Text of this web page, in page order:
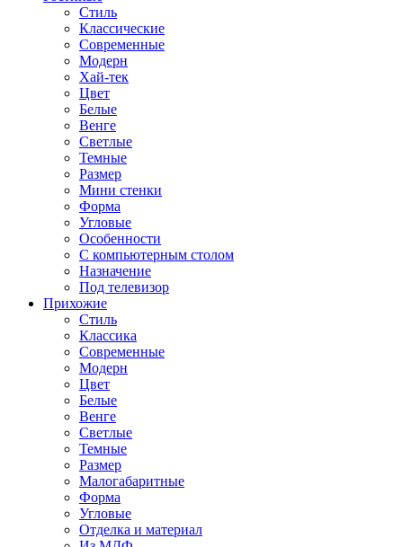
Стиль
Классические
Современные
Модерн
Хай-тек
Цвет
Белые
Венге
Светлые
Темные
Размер
Мини стенки
Форма
Угловые
Особенности
С компьютерным столом
Назначение
Под телевизор
Прихожие
Стиль
Классика
Современные
Модерн
Цвет
Белые
Венге
Светлые
Темные
Размер
Малогабаритные
Форма
Угловые
Отделка и материал